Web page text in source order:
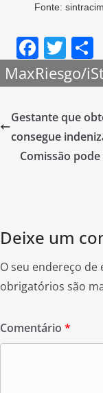
MaxRiesgo/
Fonte:
F
a
c
e
b
o
T
w
itt
er
Gestante que
consegue
Comissão
Deixe um
O seu endereço
obrigatórios são
Comentário *